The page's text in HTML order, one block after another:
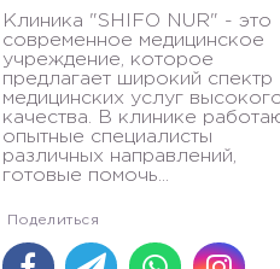
Клиника "SHIFO NUR" - это
современное медицинское
учреждение, которое
предлагает широкий спектр
медицинских услуг
качества. В клинике
опытные специалисты
различных направлений,
готовые помочь...